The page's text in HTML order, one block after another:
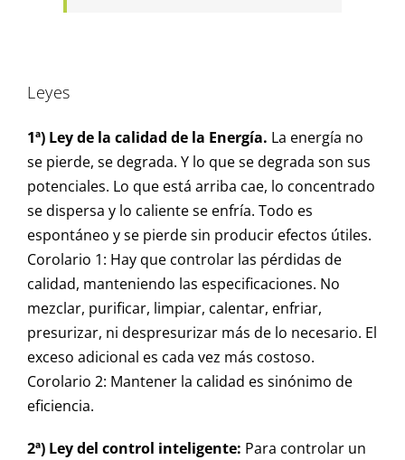
Leyes
1ª) Ley de la calidad de la Energía. La energía no
se pierde, se degrada. Y lo que se degrada son sus
potenciales. Lo que está arriba cae, lo concentrado
se dispersa y lo caliente se enfría. Todo es
espontáneo y se pierde sin producir efectos útiles.
Corolario 1: Hay que controlar las pérdidas de
calidad, manteniendo las especificaciones. No
mezclar, purificar, limpiar, calentar, enfriar,
presurizar, ni despresurizar más de lo necesario. El
exceso adicional es cada vez más costoso.
Corolario 2: Mantener la calidad es sinónimo de
eficiencia.
2ª) Ley del control inteligente: Para controlar un